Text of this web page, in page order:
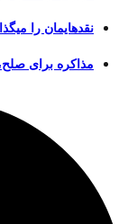
نقدهایمان را
مذاکره برای